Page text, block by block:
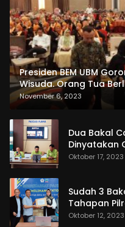
Presiden BEM UBM
Wisuda. Orang Tua
dan Pemasangan
November 6, 2023
Dua Bakal
Dinyatakan
Oktober 17, 2023
Sudah 3
Tahapan
Oktober 12, 2023